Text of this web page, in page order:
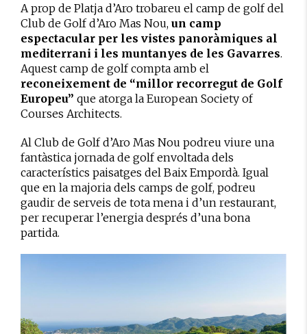
A prop de Platja d’Aro trobareu el camp de golf del
Club de Golf d’Aro Mas Nou, un camp
espectacular per les vistes panoràmiques al
mediterrani i les muntanyes de les Gavarres.
Aquest camp de golf compta amb el
reconeixement de “millor recorregut de Golf
Europeu” que atorga la European Society of
Courses Architects.
Al Club de Golf d’Aro Mas Nou podreu viure una
fantàstica jornada de golf envoltada dels
característics paisatges del Baix Empordà. Igual
que en la majoria dels camps de golf, podreu
gaudir de serveis de tota mena i d’un restaurant,
per recuperar l’energia després d’una bona
partida.